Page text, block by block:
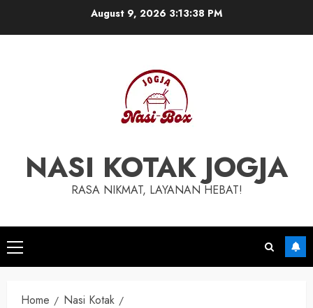
August 9, 2026 3:13:39 PM
NASI KOTAK JOGJA
RASA NIKMAT, LAYANAN HEBAT!
Primary
Menu
Home
Nasi Kotak